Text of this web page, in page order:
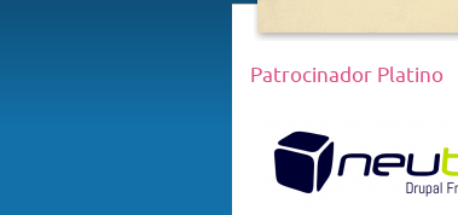
Patrocinador Platino